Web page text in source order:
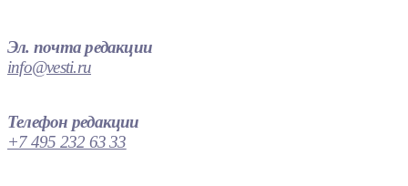
Эл. почта редакции
info@vesti.ru
Телефон редакции
+7 495 232 63 33